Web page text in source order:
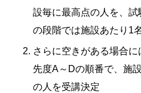
設毎に最高点の人を、試
の段階では施設あたり1
さらに空きがある場合
先度A～Dの順番で、施
の人を受講決定